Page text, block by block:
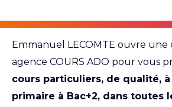
Emmanuel LECOMTE ouvre une
agence COURS ADO pour vous
cours particuliers, de qualité,
primaire à Bac+2, dans toutes